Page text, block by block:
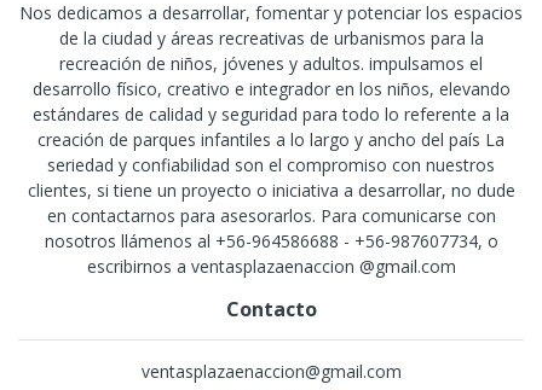
Nos dedicamos a desarrollar, fomentar y potenciar los espacios
de la ciudad y áreas recreativas de urbanismos para la
recreación de niños, jóvenes y adultos. impulsamos el
desarrollo físico, creativo e integrador en los niños, elevando
estándares de calidad y seguridad para todo lo referente a la
creación de parques infantiles a lo largo y ancho del país La
seriedad y confiabilidad son el compromiso con nuestros
clientes, si tiene un proyecto o iniciativa a desarrollar, no dude
en contactarnos para asesorarlos. Para comunicarse con
nosotros llámenos al +56-964586688 - +56-987607734, o
escribirnos a ventasplazaenaccion @gmail.com
Contacto
ventasplazaenaccion@gmail.com